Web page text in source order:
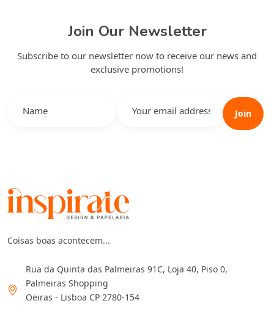
Join Our Newsletter
Subscribe to our newsletter now to receive our news and
exclusive promotions!
Join
Coisas boas acontecem...
Rua da Quinta das Palmeiras 91C, Loja 40, Piso 0,
Palmeiras Shopping
Oeiras - Lisboa CP 2780-154